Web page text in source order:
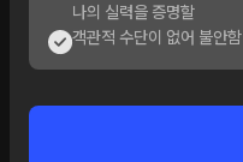
나의 실력을 증명할
객관적 수단이 없어 불안함